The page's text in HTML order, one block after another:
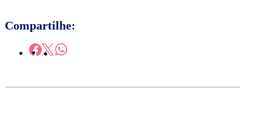
Compartilhe: